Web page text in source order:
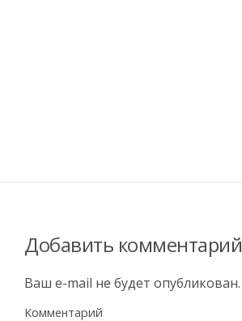
Добавить комментарий
Ваш e-mail не будет опубликован.
Комментарий